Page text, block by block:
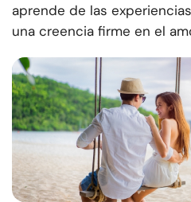
aprende de las
una creencia firme en el